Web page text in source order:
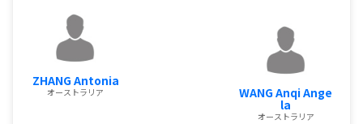
ZHANG Antonia
オーストラリア WANG Anqi Ange
la
オーストラリア